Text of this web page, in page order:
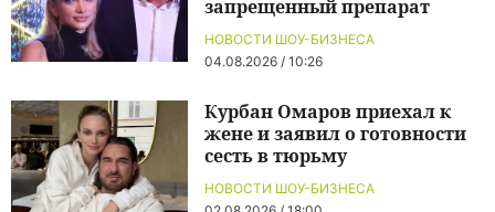
НОВОСТИ ШОУ-БИЗНЕСА
04.08.2026 / 10:26
запрещенный препарат
НОВОСТИ ШОУ-БИЗНЕСА
Курбан Омаров приехал к
жене и заявил о готовности
сесть в тюрьму